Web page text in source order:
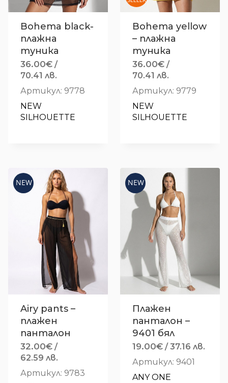
Bohema black-
плажна
туника
36.00€ /
70.41 лв.
Артикул: 9778
NEW
SILHOUETTE
Bohema yellow
– плажна
туника
36.00€ /
70.41 лв.
Артикул: 9779
NEW
SILHOUETTE
NEW
Airy pants –
плажен
панталон
32.00€ /
62.59 лв.
Артикул: 9783
NEW
Плажен
панталон –
9401 бял
19.00€ / 37.16 лв.
Артикул: 9401
ANY ONE